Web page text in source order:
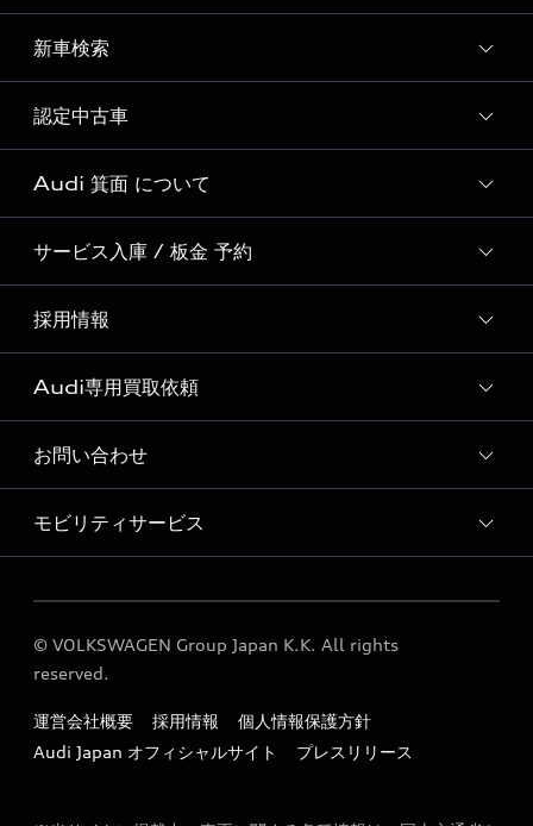
Audi 自動車保険プレミアム
SNS
Welcome to Audi Life
試乗車・展示車一覧
Audi GO（レンタカーサービス）
Audi Virtual Showroom
サービスクオリティ
オリジナルサービスメニュー
Audi Cam
新車検索
新車検索
認定中古車
全国販売台数 No.1の実績
Audi認定中古車検索
Audi 箕面 について
Audi 箕面 店舗情報
Audi Approved Automobile 箕面 店舗情報
Audi 箕面 運営会社概要
Audi 箕面 お客様の声
ショールーム紹介動画
サービス入庫 / 板金 予約
Audi 箕面 サービス入庫予約
ボディリペア（板金）予約サービス
採用情報
採用ページ
Audi専用買取依頼
Audi専用買取依頼フォーム
お問い合わせ
各種お問い合わせ
モビリティサービス
Audi GO（レンタカーサービス）
© VOLKSWAGEN Group Japan K.K. All rights
reserved.
運営会社概要 採用情報
個人情報保護方針
Audi Japan オフィシャルサイト
プレスリリース